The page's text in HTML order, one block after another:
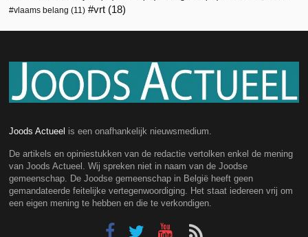
vlaams belang (11) vrt (18)
Joods Actueel is een onafhankelijk nieuwsmedium.
De artikels en opiniestukken van de redactie vertolken enkel de mening
van Joods Actueel. Wij spreken niet in naam van de Joodse
gemeenschap. De Joodse gemeenschap in België heeft geen
gemandateerde feitelijke vertegenwoordiging. Het staat iedereen vrij om
een eigen mening te hebben en die te verkondigen.